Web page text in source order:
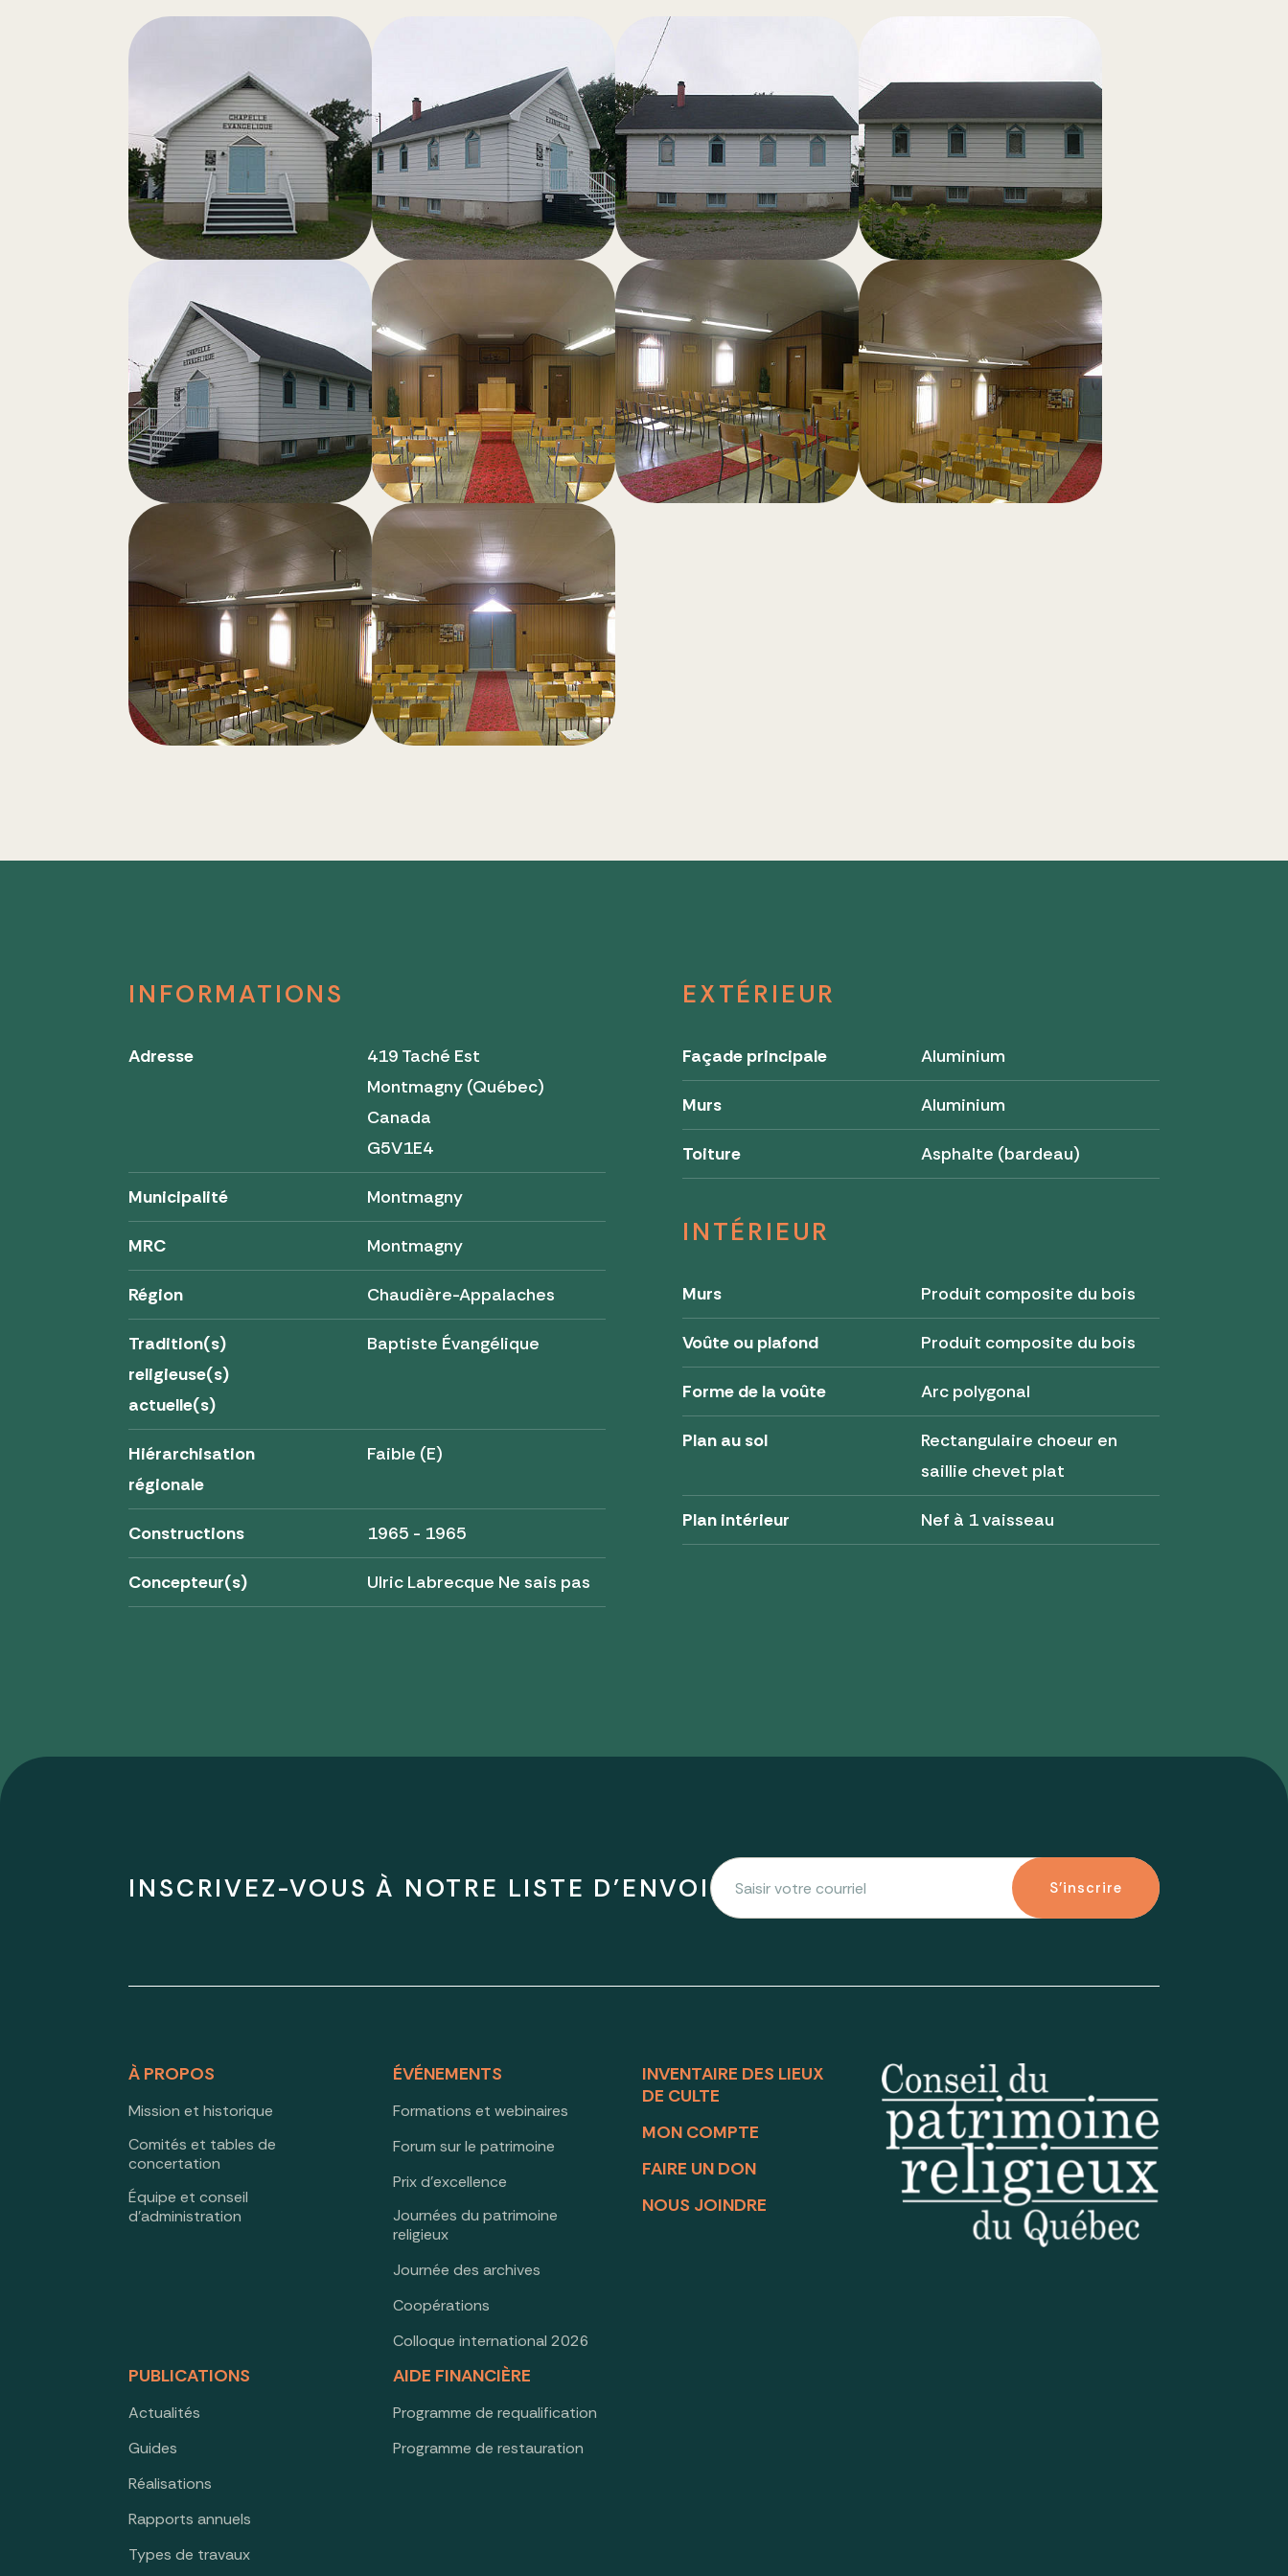
INFORMATIONS
Adresse
419 Taché Est
Montmagny (Québec)
Canada
G5V1E4
Municipalité Montmagny
MRC Montmagny
Région Chaudière-Appalaches
Tradition(s)
religieuse(s)
actuelle(s)
Baptiste Évangélique
Hiérarchisation
régionale
Faible (E)
Constructions 1965 - 1965
Concepteur(s) Ulric Labrecque Ne sais pas
EXTÉRIEUR
Façade principale Aluminium
Murs Aluminium
Toiture Asphalte (bardeau)
INTÉRIEUR
Murs Produit composite du bois
Voûte ou plafond Produit composite du bois
Forme de la voûte Arc polygonal
Plan au sol
Rectangulaire choeur en
saillie chevet plat
Plan intérieur Nef à 1 vaisseau
INSCRIVEZ-VOUS À NOTRE LISTE D'ENVOI S'inscrire
À PROPOS
Mission et historique
Comités et tables de
concertation
Équipe et conseil
d’administration
ÉVÉNEMENTS
Formations et webinaires
Forum sur le patrimoine
Prix d’excellence
Journées du patrimoine
religieux
Journée des archives
Coopérations
Colloque international 2026
PUBLICATIONS
Actualités
Guides
Réalisations
Rapports annuels
Types de travaux
AIDE FINANCIÈRE
Programme de requalification
Programme de restauration
INVENTAIRE DES LIEUX
DE CULTE
MON COMPTE
FAIRE UN DON
NOUS JOINDRE